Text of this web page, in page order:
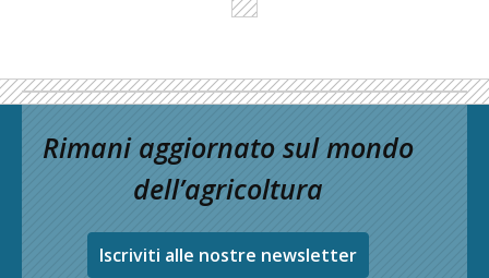
Rimani aggiornato sul mondo
dell’agricoltura
Iscriviti alle nostre newsletter